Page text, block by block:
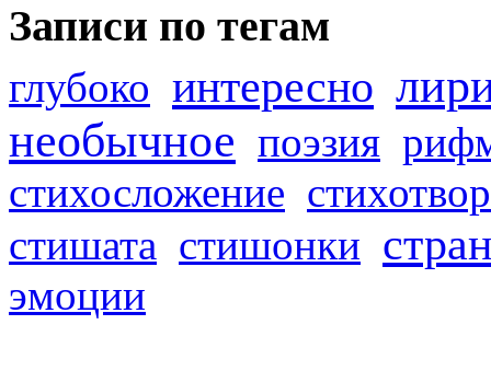
Записи по тегам
глубоко интересно
необычное поэзия
стихосложение
стишата стишонки
эмоции